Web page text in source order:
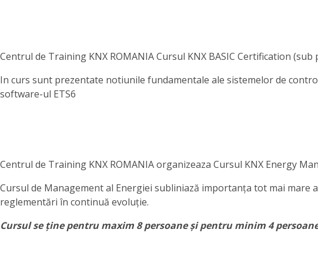
Centrul de Training KNX ROMANIA Cursul KNX BASIC Certification
In curs sunt prezentate notiunile fundamentale ale sistemelor de
software-ul ETS6
Centrul de Training KNX ROMANIA organizeaza Cursul KNX Energy
Cursul de Management al Energiei subliniază importanța tot mai mare
reglementări în continuă evoluție.
Cursul se ține pentru maxim 8 persoane și pentru minim 4